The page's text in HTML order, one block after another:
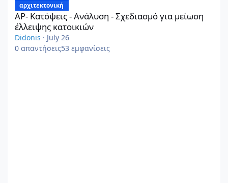
αρχιτεκτονική
ΑΡ- Κατόψεις - Ανάλυση - Σχεδιασμό για μείωση
έλλειψης κατοικιών
Didonis · July 26
0 απαντήσεις53 εμφανίσεις